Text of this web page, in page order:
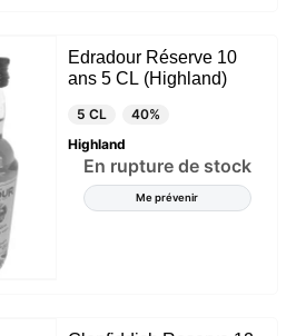
Edradour Réserve 10
ans 5 CL (Highland)
5 CL
40%
Highland
En rupture de stock
Me prévenir